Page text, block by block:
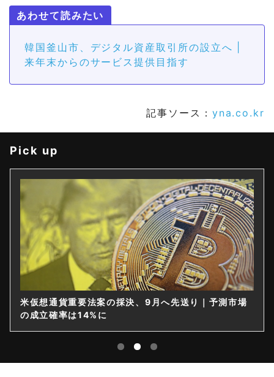
韓国釜山市、デジタル資産取引所の設立へ |
来年末からのサービス提供目指す
記事ソース： yna.co.kr
Pick up
米仮想通貨重要法案の採決、9月へ先送り｜予測市場
の成立確率は14%に